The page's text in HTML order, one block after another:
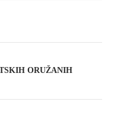
ORUŽANIH